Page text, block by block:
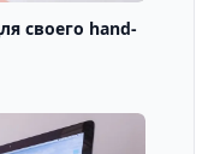
своего hand-